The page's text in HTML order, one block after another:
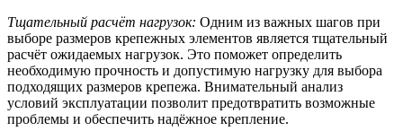
Тщательный расчёт нагрузок: Одним из важных шагов при
выборе размеров крепежных элементов является тщательный
расчёт ожидаемых нагрузок. Это поможет определить
необходимую прочность и допустимую нагрузку для выбора
подходящих размеров крепежа. Внимательный анализ
условий эксплуатации позволит предотвратить возможные
проблемы и обеспечить надёжное крепление.